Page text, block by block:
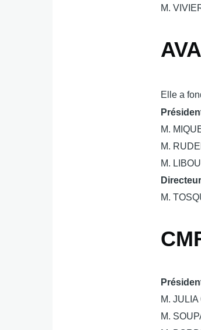
M.
Elle a
M.
M.
M.
Directeur
M.
M.
M.